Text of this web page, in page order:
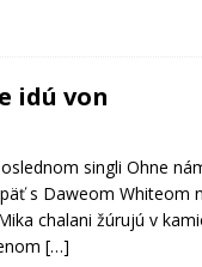
idú von
singli Ohne
s Daweom Whiteom
chalani žúrujú v
[…]